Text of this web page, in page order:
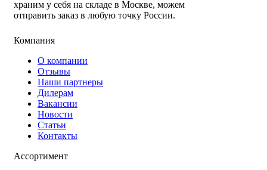
храним у себя на складе в Москве, можем
отправить заказ в любую точку России.
Компания
О компании
Отзывы
Наши партнеры
Дилерам
Вакансии
Новости
Статьи
Контакты
Ассортимент